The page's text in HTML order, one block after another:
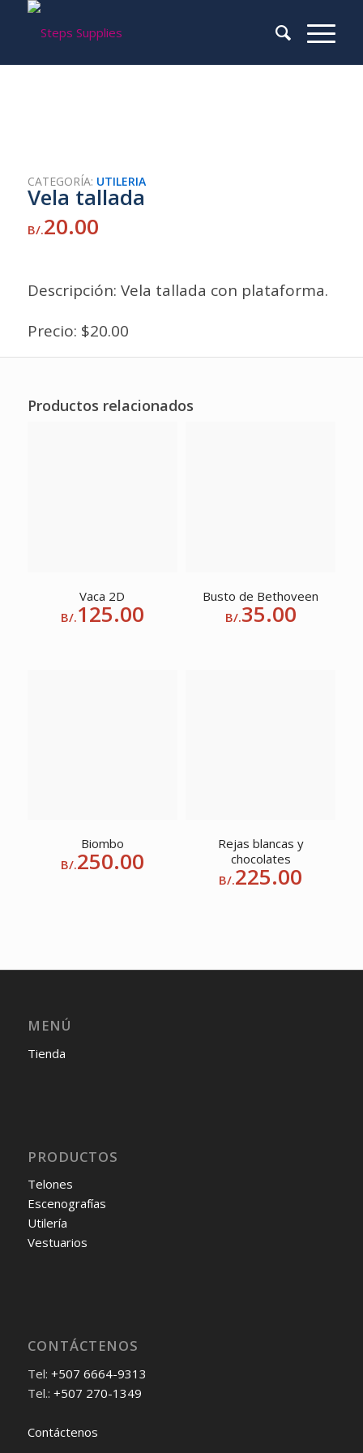
CATEGORÍA: UTILERIA
Vela tallada
B/.20.00
Descripción: Vela tallada con plataforma.
Precio: $20.00
Productos relacionados
Vaca 2D
B/.125.00
Busto de Bethoveen
B/.35.00
Biombo
B/.250.00
Rejas blancas y
chocolates
B/.225.00
MENÚ
Tienda
PRODUCTOS
Telones
Escenografías
Utilería
Vestuarios
CONTÁCTENOS
Tel: +507 6664-9313
Tel.: +507 270-1349
Contáctenos